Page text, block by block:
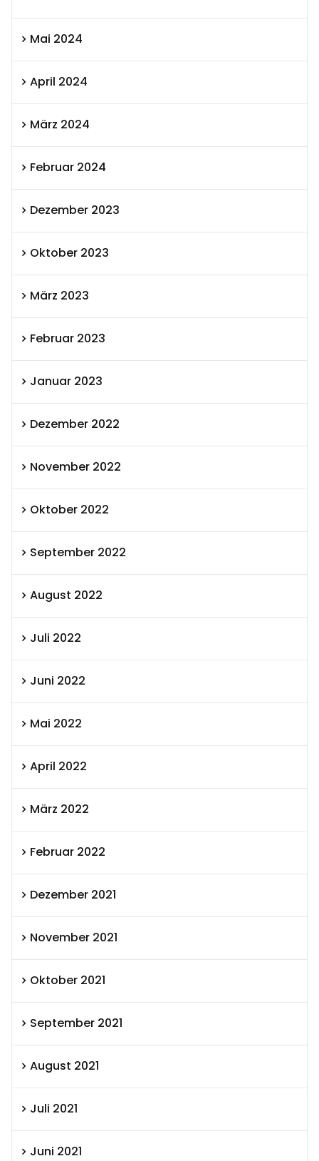
Mai 2024
April 2024
März 2024
Februar 2024
Dezember 2023
Oktober 2023
März 2023
Februar 2023
Januar 2023
Dezember 2022
November 2022
Oktober 2022
September 2022
August 2022
Juli 2022
Juni 2022
Mai 2022
April 2022
März 2022
Februar 2022
Dezember 2021
November 2021
Oktober 2021
September 2021
August 2021
Juli 2021
Juni 2021